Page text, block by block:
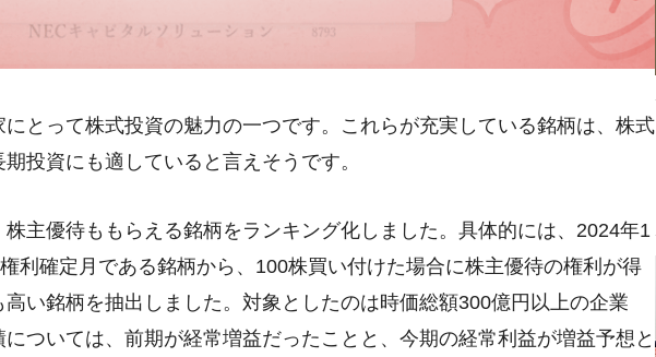
とって株式投資の魅力の一つです。これらが充実している銘柄は、株式
投資にも適していると言えそうです。
主優待ももらえる銘柄をランキング化しました。具体的には、2024年1
利確定月である銘柄から、100株買い付けた場合に株主優待の権利が得
い銘柄を抽出しました。対象としたのは時価総額300億円以上の企業
ついては、前期が経常増益だったことと、今期の経常利益が増益予想と